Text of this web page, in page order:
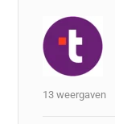
13 weergaven